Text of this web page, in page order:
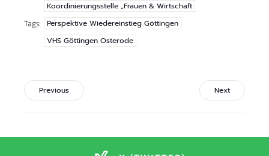
Tags:
Koordinierungsstelle „Frauen & Wirtschaft
Perspektive Wiedereinstieg Göttingen
VHS Göttingen Osterode
Previous Next